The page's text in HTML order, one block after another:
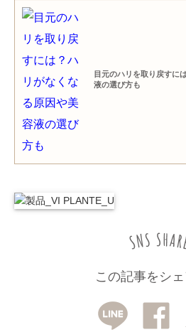
目元のハリを取り戻すに
液の選び方も
この記事をシ